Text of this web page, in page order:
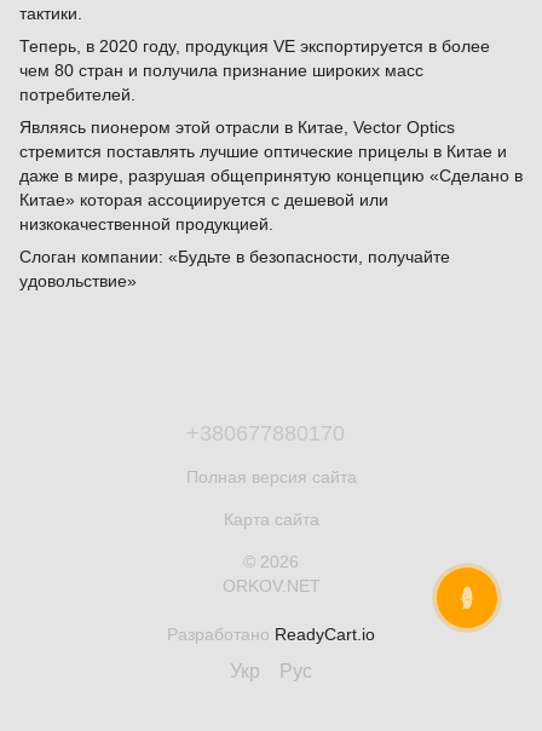
тактики.
Теперь, в 2020 году, продукция VE экспортируется в более
чем 80 стран и получила признание широких масс
потребителей.
Являясь пионером этой отрасли в Китае, Vector Optics
стремится поставлять лучшие оптические прицелы в Китае и
даже в мире, разрушая общепринятую концепцию «Сделано в
Китае» которая ассоциируется с дешевой или
низкокачественной продукцией.
Слоган компании: «Будьте в безопасности, получайте
удовольствие»
+380677880170
Полная версия сайта
Карта сайта
© 2026
ORKOV.NET
Разработано ReadyCart.io
Укр Рус
ОНЛАЙН ЧАТ